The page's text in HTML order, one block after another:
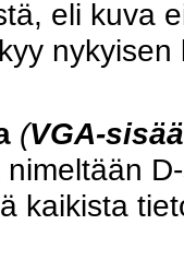
eli kuva
(VGA-
kaikista